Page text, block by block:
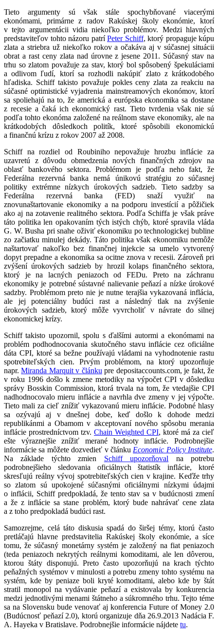
Tieto argumenty sú však stále spochybňované viacerými
ekonómami, primárne z radov Rakúskej školy ekonómie, ktorí
v tejto argumentácii vidia niekoľko problémov. Medzi hlavných
predstaviteľov tohto názoru patríPeter Schiff, ktorý propaguje kúpu
zlata a striebra už niekoľko rokov a očakáva aj v súčasnej situácii
obrat a rast ceny zlata nad úrovne z jesene 2011. Súčasný stav na
trhu so zlatom považuje za stav, ktorý bol spôsobený špekuláciami
a odlivom ľudí, ktorí sa rozhodli nakúpiť zlato z krátkodobého
hľadiska. Schiff takisto považuje pokles ceny zlata za reakciu na
súčasné optimistické vyjadrenia mainstreamových ekonómov, ktorí
sa spoliehajú na to, že americká a európska ekonomika sa dostane
z recesie a čaká ich ekonomický rast. Tieto tvrdenia však nie sú
podľa tohto ekonóma založené na reálnom stave ekonomiky, ale na
krátkodobých dôsledkoch politík, ktoré spôsobili ekonomickú
a finančnú krízu z rokov 2007 až 2008.
Schiff na rozdiel od Roubiniho nepovažuje hrozbu inflácie za
uzavretú z dôvodu obmedzenia nových finančných zdrojov na
oblasť bankového sektora. Problémom je podľa neho fakt, že
Federálna rezervná banka nemá únikovú stratégiu zo súčasnej
politiky extrémne nízkych úrokových sadzieb. Tieto sadzby sa
Federálna rezervná banka (FED) snaží využiť na
znovunaštartovanie ekonomiky a na podporu investícií a pôžičiek
ako aj na zotavenie realitného sektora. Podľa Schiffa je však práve
táto politika len opakovaním tých istých chýb, ktoré spravila vláda
G. W. Busha pri snahe oživiť ekonomiku po technologickej bubline
zo začiatku minulej dekády. Táto politika však ekonomiku nemôže
naštartovať nakoľko bez finančnej injekcie sa umelo vytvorený
dopyt prepadne a ekonomika sa ocitne znova v recesii. Zároveň pri
zvýšení úrokových sadzieb by hrozil kolaps finančného sektora,
ktorý je na lacných peniazoch od FEDu. Preto na záchranu
ekonomiky je potrebné sústavné nalievanie peňazí a nízke úrokové
sadzby. Problémom preto nie je nutne terajšia vykazovaná inflácia,
ale jej potenciálny budúci rast a následný tlak na zvýšenie
úrokových sadzieb, ktorý môže vyvrcholiť v návrate do silnej
ekonomickej krízy.
Schiff takisto upozornil, spolu s ďalšími autormi a ekonómami na
problém podhodnocovania skutočného stavu inflácie cez oficiálne
dáta CPI, ktoré sa bežne používajú vládami na vyhodnotenie rastu
spotrebiteľských cien. Prvým problémom, na ktorý upozorňuje
napr.Miranda Marquit v článku pre depositaccounts.com, je fakt, že
v roku 1996 došlo k zmene metodiky na výpočet CPI v dôsledku
správy Bosskin Commission, ktorá trvala na tom, že vtedajšie CPI
nadhodnocovalo mieru inflácie a navrhla dve zmeny v jej výpočte.
Tieto mali za cieľ znížiť vykazovanú mieru inflácie. Podobné hlasy
sa ozývajú aj v dnešnej dobe, keď došlo k dohode medzi
republikánmi a Obamom v akceptovaní nového spôsobu merania
inflácie prostredníctvom tzv. Chain Weighted CPI, ktoré má za cieľ
ešte výraznejšie znížiť merané hodnoty inflácie. Podrobnejšie
informácie sa môžete dozvedieť v článku Economic Policy Institute.
Na základe týchto zmien Schiff upozorňoval na potrebu
podrobnejšieho sledovania oficiálnych štatistík inflácie, ktoré
skresľujú reálny vývoj spotrebiteľských cien v krajine. Keďže trhy
so zlatom sú upokojené súčasnými oficiálnymi nízkymi údajmi
o inflácii, Schiff predpokladá, že tento stav sa v budúcnosti zmení
a že z inflácie sa stane problém, ktorý bude nahrávať cene zlata
a z toho predpokladá budúci rast.
Samozrejme, celá táto diskusia spadá do širšej témy, ktorú často
pretláčajú hlavne predstavitelia Rakúskej školy ekonómie, a síce
tomu, že súčasný monetárny systém je založený na fiat peniazoch
(teda peniazoch nekrytých reálnymi komoditami, ale len dôverou,
ktorou štáty disponujú. Preto často upozorňujú na krach týchto
peňažných systémov v minulosti a potrebu zmeny tohto systému na
systém, kde by peniaze boli kryté komoditami, alebo kde by štát
stratil monopol na vydávanie peňazí a existovala by konkurencia
medzi jednotlivými menami štátneho a súkromného trhu. Tejto téme
sa na Slovensku bude venovať aj konferencia Future of Money 2.0
(Budúcnosť peňazí 2.0), ktorú organizuje dňa 26.9.2013 Nadácia F.
A. Hayeka v Bratislave. Podrobnejšie informácie nájdete tu.